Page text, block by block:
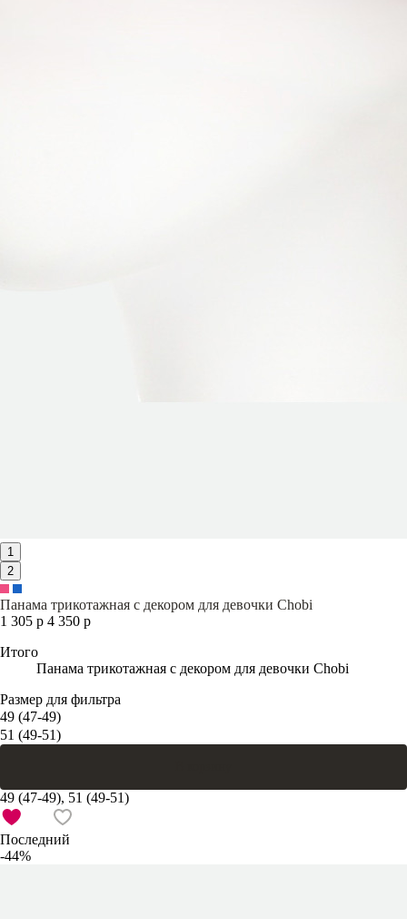
1
2
Панама трикотажная с декором для девочки Chobi
1 305 р 4 350 р
Итого
Панама трикотажная с декором для девочки Chobi
Размер для фильтра
49 (47-49)
51 (49-51)
49 (47-49), 51 (49-51)
Последний
-44%